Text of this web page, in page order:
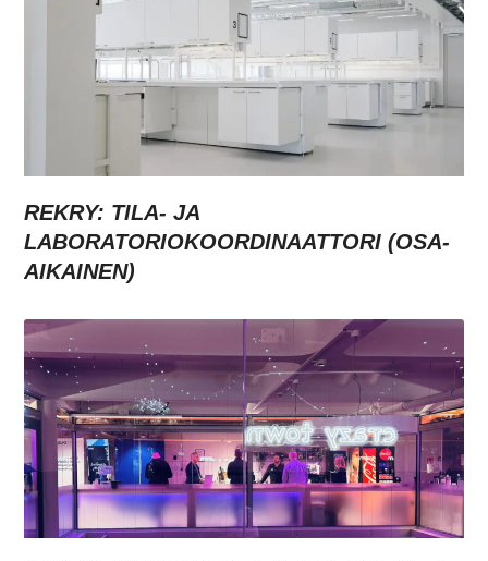
REKRY: TILA- JA
LABORATORIOKOORDINAATTORI (OSA-
AIKAINEN)